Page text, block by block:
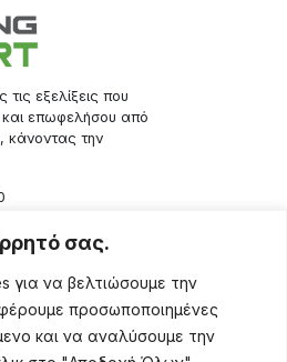
σας.
για να βελτιώσουμε την
προσωποποιημένες
και να αναλύσουμε την
εξελίξεις που
και επωφελήσου από
κάνοντας την